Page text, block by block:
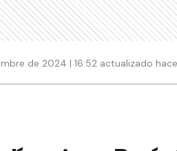
de 2024 | 16:52 actualizado